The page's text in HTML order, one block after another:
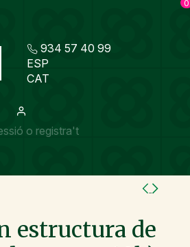
934 57 40 99
ESP
CAT
o registra't
0
estructura de